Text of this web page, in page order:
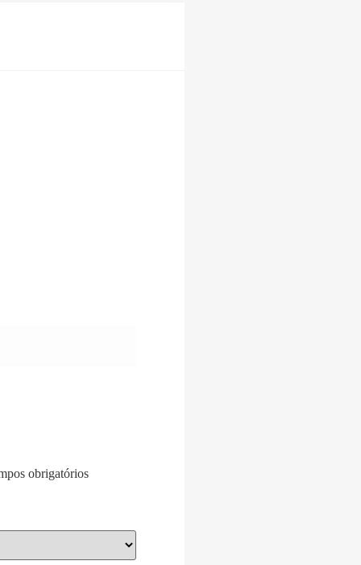
obrigatórios